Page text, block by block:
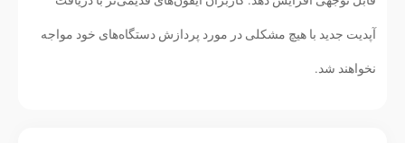
آپدیت جدید با هیچ مشکلی در مورد پردازش دستگاه‌های خود مواجه
نخواهند شد.